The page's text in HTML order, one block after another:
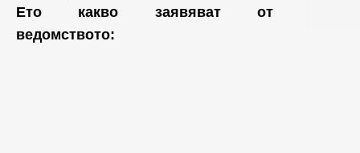
Ето какво заявяват от
ведомството: